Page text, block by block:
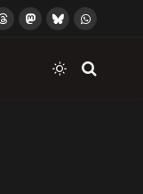
ThreadsMastodon
BlueskyWhatsApp